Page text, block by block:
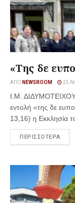
«Της δε
ΑΠΌ NEWSROOM 25
Ι.Μ.
εντολή «της δε
13,16) η Εκκλησία
ΠΕΡΙΣΣΟΤΕΡΑ